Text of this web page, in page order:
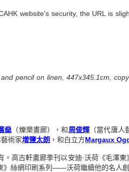
website's security, the URL is
pencil on linen, 447x345.1cm,
燊 （爍樂畫廊），和周俊輝 （當代唐
術家增鹽太朗 ，和白立方Margaux
高古軒畫廊季刊以安迪·沃荷《毛澤
》絲網印刷系列——沃荷繼續他的名人創